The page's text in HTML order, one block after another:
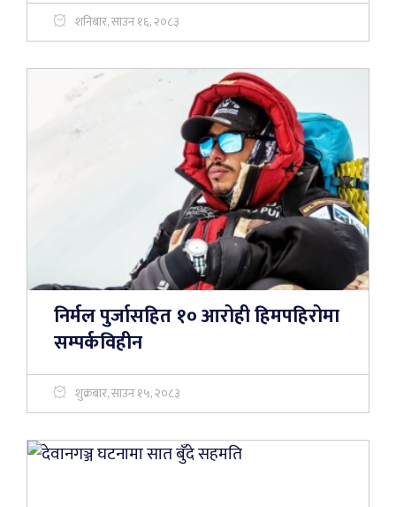
शनिबार, साउन १६, २०८३
निर्मल पुर्जासहित १० आरोही हिमपहिरोमा
सम्पर्कविहीन
शुक्रबार, साउन १५, २०८३